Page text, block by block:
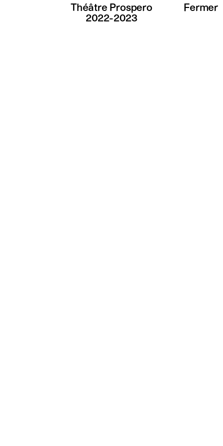
Théâtre Prospero
2022-2023
Fermer